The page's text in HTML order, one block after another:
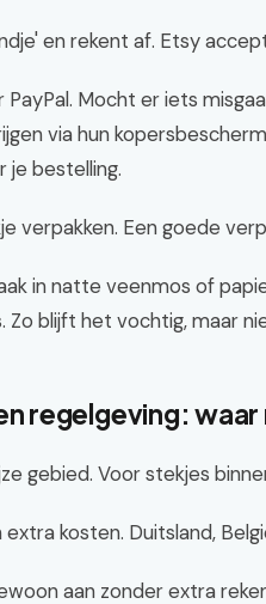
en rekent af. Etsy
PayPal. Mocht er iets
via hun
je bestelling.
verpakken. Een goede
in natte veenmos of
Zo blijft het vochtig, maar
regelgeving:
gebied. Voor stekjes
kosten. Duitsland,
aan zonder extra